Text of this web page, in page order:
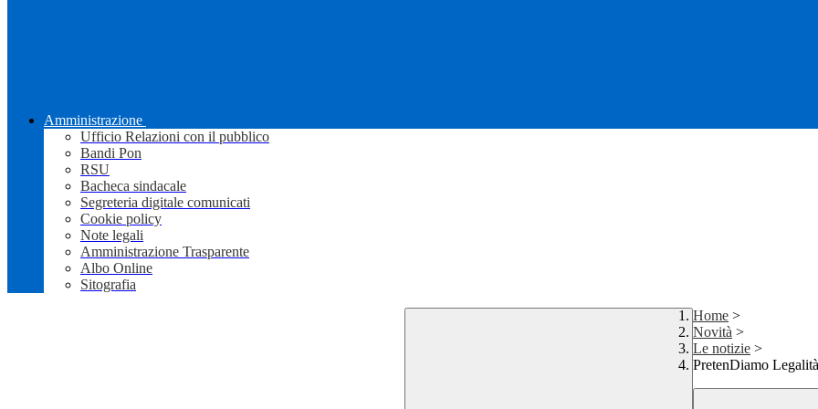
Amministrazione
Ufficio Relazioni con il pubblico
Bandi Pon
RSU
Bacheca sindacale
Segreteria digitale comunicati
Cookie policy
Note legali
Amministrazione Trasparente
Albo Online
Sitografia
Home >
Novità >
Le notizie >
PretenDiamo Legalità